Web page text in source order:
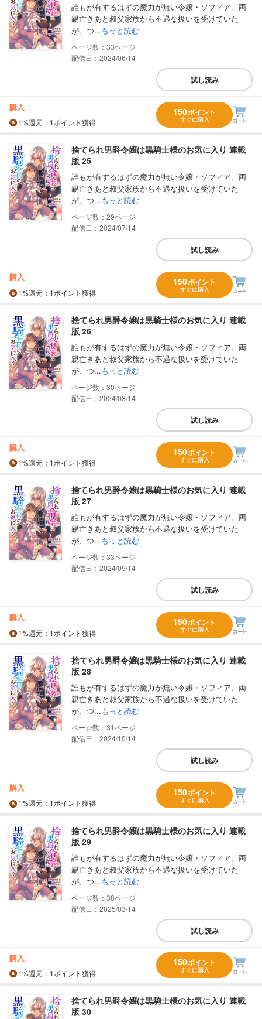
誰もが有するはずの魔力が無い令嬢・ソフィア。両
親亡きあと叔父家族から不遇な扱いを受けていた
が、つ...もっと読む
33
配信日：2024/06/14
試し読み
購入
1%還元 ：1ポイント獲得
150ポイント
すぐに購入
捨てられ男爵令嬢は黒騎士様のお気に入り 連載
版 25
誰もが有するはずの魔力が無い令嬢・ソフィア。両
親亡きあと叔父家族から不遇な扱いを受けていた
が、つ...もっと読む
29
配信日：2024/07/14
試し読み
購入
1%還元 ：1ポイント獲得
150ポイント
すぐに購入
捨てられ男爵令嬢は黒騎士様のお気に入り 連載
版 26
誰もが有するはずの魔力が無い令嬢・ソフィア。両
親亡きあと叔父家族から不遇な扱いを受けていた
が、つ...もっと読む
30
配信日：2024/08/14
試し読み
購入
1%還元 ：1ポイント獲得
150ポイント
すぐに購入
捨てられ男爵令嬢は黒騎士様のお気に入り 連載
版 27
誰もが有するはずの魔力が無い令嬢・ソフィア。両
親亡きあと叔父家族から不遇な扱いを受けていた
が、つ...もっと読む
33
配信日：2024/09/14
試し読み
購入
1%還元 ：1ポイント獲得
150ポイント
すぐに購入
捨てられ男爵令嬢は黒騎士様のお気に入り 連載
版 28
誰もが有するはずの魔力が無い令嬢・ソフィア。両
親亡きあと叔父家族から不遇な扱いを受けていた
が、つ...もっと読む
31
配信日：2024/10/14
試し読み
購入
1%還元 ：1ポイント獲得
150ポイント
すぐに購入
捨てられ男爵令嬢は黒騎士様のお気に入り 連載
版 29
誰もが有するはずの魔力が無い令嬢・ソフィア。両
親亡きあと叔父家族から不遇な扱いを受けていた
が、つ...もっと読む
38
配信日：2025/03/14
試し読み
購入
1%還元 ：1ポイント獲得
150ポイント
すぐに購入
捨てられ男爵令嬢は黒騎士様のお気に入り 連載
版 30